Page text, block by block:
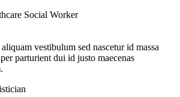
Social Worker
vestibulum sed nascetur id massa
parturient dui id justo maecenas